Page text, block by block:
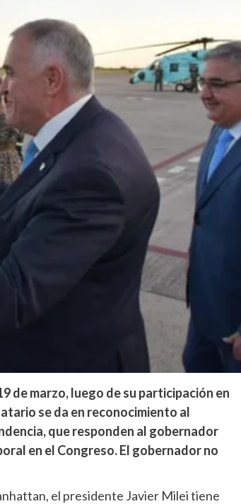
de marzo, luego de su participación en
se da en reconocimiento al
que responden al gobernador
en el Congreso. El gobernador no
el presidente Javier Milei tiene